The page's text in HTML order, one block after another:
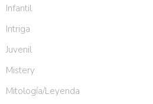
Infantil
Intriga
Juvenil
Mistery
Mitología/Leyenda